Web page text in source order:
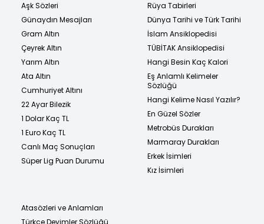
Aşk Sözleri
Günaydın Mesajları
Gram Altın
Çeyrek Altın
Yarım Altın
Ata Altın
Cumhuriyet Altını
22 Ayar Bilezik
1 Dolar Kaç TL
1 Euro Kaç TL
Canlı Maç Sonuçları
Süper Lig Puan Durumu
Rüya Tabirleri
Dünya Tarihi ve Türk Tarihi
İslam Ansiklopedisi
TÜBİTAK Ansiklopedisi
Hangi Besin Kaç Kalori
Eş Anlamlı Kelimeler
Sözlüğü
Hangi Kelime Nasıl Yazılır?
En Güzel Sözler
Metrobüs Durakları
Marmaray Durakları
Erkek İsimleri
Kız İsimleri
Atasözleri ve Anlamları